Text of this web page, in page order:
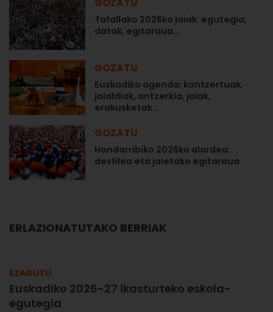
GOZATU
Tafallako 2026ko jaiak: egutegia,
datak, egitaraua...
GOZATU
Euskadiko agenda: kontzertuak,
jaialdiak, antzerkia, jaiak,
erakusketak…
GOZATU
Hondarribiko 2026ko alardea:
desfilea eta jaietako egitaraua
ERLAZIONATUTAKO BERRIAK
EZAGUTU
Euskadiko 2026-27 ikasturteko eskola-
egutegia